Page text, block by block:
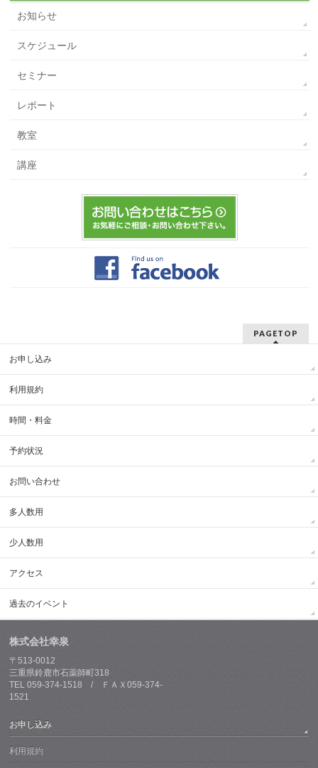
お知らせ
スケジュール
セミナー
レポート
教室
講座
PAGETOP
お申し込み
利用規約
時間・料金
予約状況
お問い合わせ
多人数用
少人数用
アクセス
過去のイベント
株式会社幸泉
〒513-0012
三重県鈴鹿市石薬師町318
TEL 059-374-1518 / ＦＡＸ059-374-
1521
お申し込み
利用規約